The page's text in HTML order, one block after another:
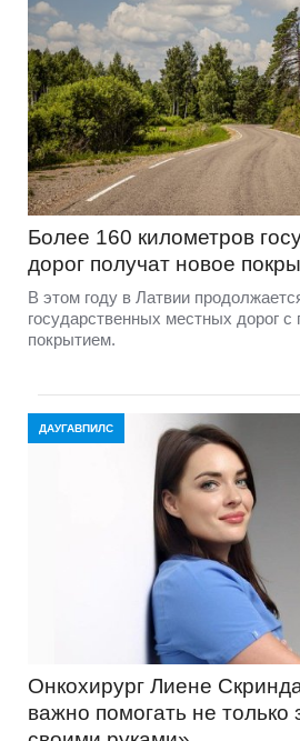
Более 160 километров
дорог получат новое
В этом году в Латвии
государственных местных дорог с
покрытием.
ДАУГАВПИЛС
Онкохирург Лиене
важно помогать не только